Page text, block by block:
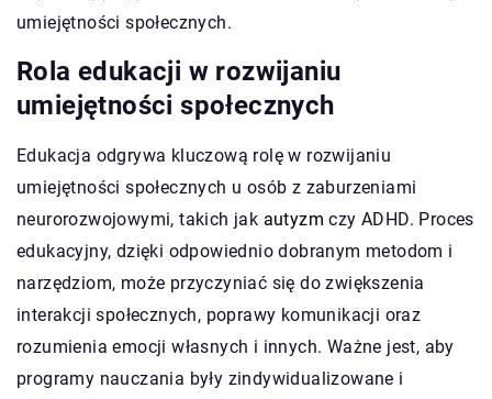
umiejętności społecznych.
Rola edukacji w rozwijaniu
umiejętności społecznych
Edukacja odgrywa kluczową rolę w rozwijaniu
umiejętności społecznych u osób z zaburzeniami
neurorozwojowymi, takich jak autyzm czy ADHD. Proces
edukacyjny, dzięki odpowiednio dobranym metodom i
narzędziom, może przyczyniać się do zwiększenia
interakcji społecznych, poprawy komunikacji oraz
rozumienia emocji własnych i innych. Ważne jest, aby
programy nauczania były zindywidualizowane i